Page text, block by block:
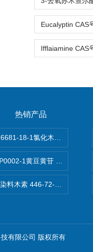
热销产品
6681-18-1氯化木兰花碱
P0002-1黄豆黄苷 40246-10-
染料木素 446-72-0
有限公司 版权所有